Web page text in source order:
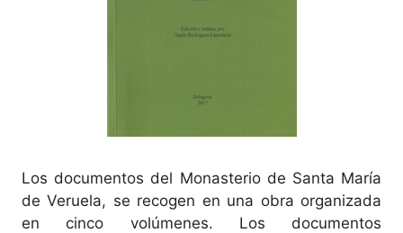
Los documentos del Monasterio de Santa María
de Veruela, se recogen en una obra organizada
en cinco volúmenes. Los documentos